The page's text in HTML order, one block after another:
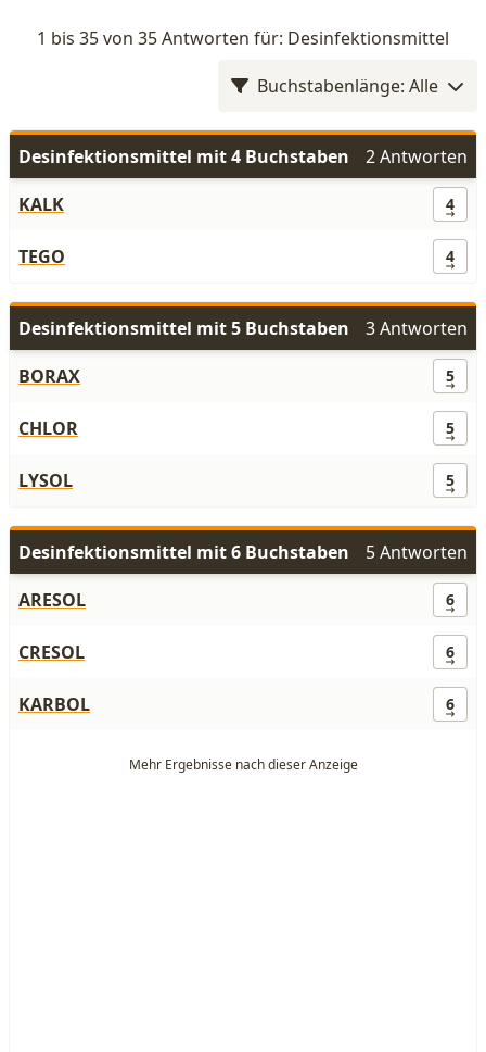
1 bis 35 von 35 Antworten für: Desinfektionsmittel
Buchstabenlänge: Alle
Desinfektionsmittel mit 4 Buchstaben
2 Antworten
KALK
4
TEGO 4
Desinfektionsmittel mit 5 Buchstaben
3 Antworten
BORAX
5
CHLOR 5
LYSOL 5
Desinfektionsmittel mit 6 Buchstaben
5 Antworten
ARESOL
6
CRESOL 6
KARBOL 6